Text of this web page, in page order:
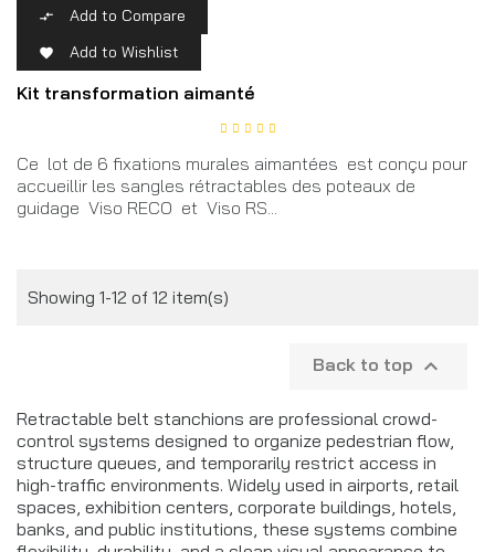
 Add to Compare
 Add to Wishlist
Kit transformation aimanté
Ce lot de 6 fixations murales aimantées est conçu pour
accueillir les sangles rétractables des poteaux de
guidage Viso RECO et Viso RS...
Showing 1-12 of 12 item(s)
Back to top 
Retractable belt stanchions are professional crowd-
control systems designed to organize pedestrian flow,
structure queues, and temporarily restrict access in
high-traffic environments. Widely used in airports, retail
spaces, exhibition centers, corporate buildings, hotels,
banks, and public institutions, these systems combine